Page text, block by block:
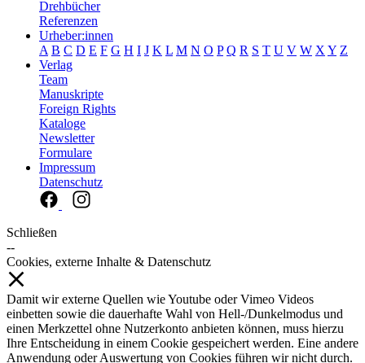
Drehbücher
Referenzen
Urheber:innen
A B C D E F G H I J K L M N O P Q R S T U V W X Y Z
Verlag
Team
Manuskripte
Foreign Rights
Kataloge
Newsletter
Formulare
Impressum
Datenschutz
Schließen
--
Cookies, externe Inhalte & Datenschutz
Damit wir externe Quellen wie Youtube oder Vimeo Videos
einbetten sowie die dauerhafte Wahl von Hell-/Dunkelmodus und
einen Merkzettel ohne Nutzerkonto anbieten können, muss hierzu
Ihre Entscheidung in einem Cookie gespeichert werden. Eine andere
Anwendung oder Auswertung von Cookies führen wir nicht durch.